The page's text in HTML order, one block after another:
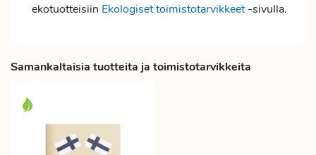
ekotuotteisiin Ekologiset toimistotarvikkeet-sivulla.
Samankaltaisia tuotteita ja toimistotarvikkeita